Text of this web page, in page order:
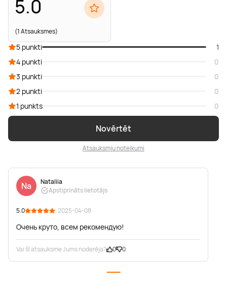
5.0
(1 Atsauksmes)
Novērtēt
Atsauksmju noteikumi
5 punkti
1
4 punkti
0
3 punkti
0
2 punkti
0
1 punkts
0
Na
Nataliia
Apstiprināts lietotājs
5.0 · 2025-04-08
Очень круто, всем рекомендую!
Vai šī atsauksme Jums noderēja? 0 0